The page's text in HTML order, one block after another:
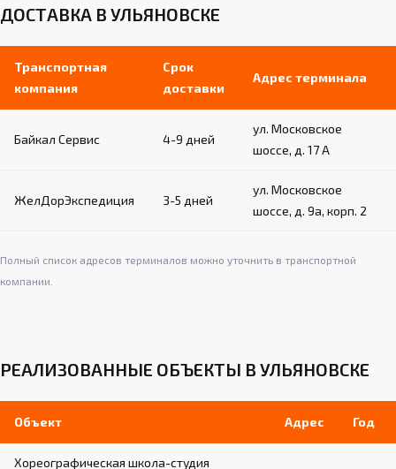
ДОСТАВКА В УЛЬЯНОВСКЕ
Транспортная
компания
Срок
доставки
Адрес терминала
Байкал Сервис 4-9 дней
ул. Московское
шоссе, д. 17 А
ЖелДорЭкспедиция 3-5 дней
ул. Московское
шоссе, д. 9а, корп. 2
Полный список адресов терминалов можно уточнить в транспортной
компании.
РЕАЛИЗОВАННЫЕ ОБЪЕКТЫ В УЛЬЯНОВСКЕ
Объект Адрес Год
Хореографическая школа-студия